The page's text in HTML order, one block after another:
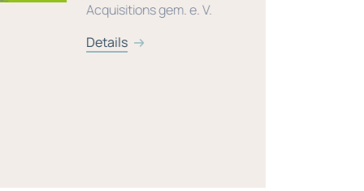
Acquisitions gem. e. V.
Details